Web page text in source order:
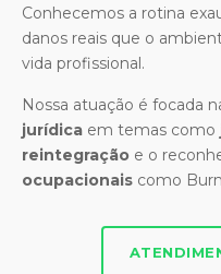
Conhecemos a rotina
danos reais que o
vida profissional.
Nossa atuação é focada
jurídica em temas como
reintegração e o
ocupacionais como